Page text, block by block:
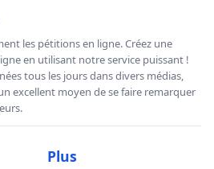
les pétitions en ligne. Créez une
en utilisant notre service puissant !
tous les jours dans divers médias,
excellent moyen de se faire remarquer
Plus